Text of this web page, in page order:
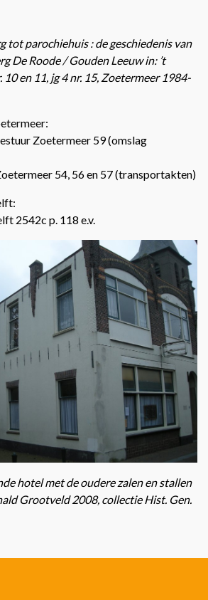
tot parochiehuis : de geschiedenis van
De Roode / Gouden Leeuw in: ’t
10 en 11, jg 4 nr. 15, Zoetermeer 1984-
Zoetermeer 59 (omslag
54, 56 en 57 (transportakten)
2542c p. 118 e.v.
hotel met de oudere zalen en stallen
Grootveld 2008, collectie Hist. Gen.